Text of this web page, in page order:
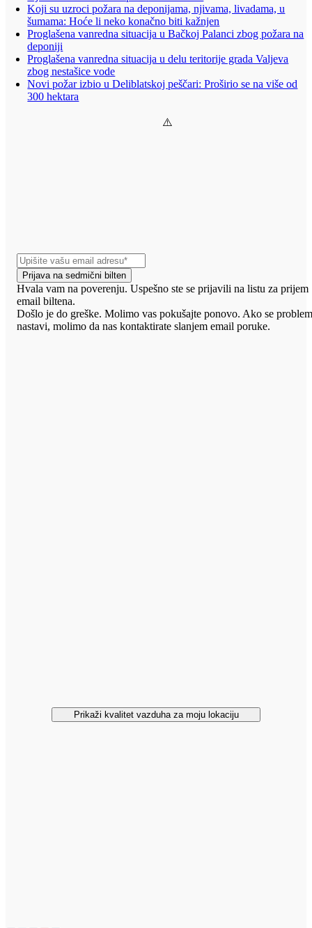
Koji su uzroci požara na deponijama, njivama, livadama, u
šumama: Hoće li neko konačno biti kažnjen
Proglašena vanredna situacija u Bačkoj Palanci zbog požara na
deponiji
Proglašena vanredna situacija u delu teritorije grada Valjeva
zbog nestašice vode
Novi požar izbio u Deliblatskoj peščari: Proširio se na više od
300 hektara
Prijava na sedmični bilten
Hvala vam na poverenju. Uspešno ste se prijavili na listu za prijem
email biltena.
Došlo je do greške. Molimo vas pokušajte ponovo. Ako se
nastavi, molimo da nas kontaktirate slanjem email poruke.
Prikaži kvalitet vazduha za moju lokaciju